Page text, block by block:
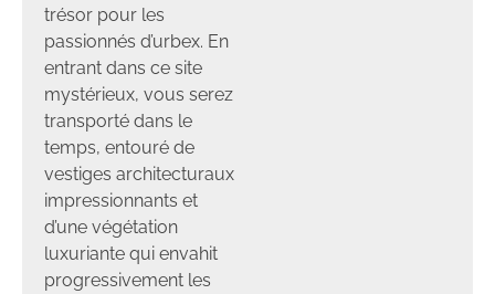
trésor pour les
passionnés d’urbex. En
entrant dans ce site
mystérieux, vous serez
transporté dans le
temps, entouré de
vestiges architecturaux
impressionnants et
d’une végétation
luxuriante qui envahit
progressivement les